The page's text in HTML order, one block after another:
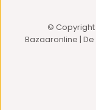
© Copyright
Bazaaronline |